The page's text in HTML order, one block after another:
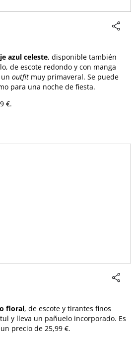
azul celeste, disponible también
de escote redondo y con manga
outfit muy primaveral. Se puede
para una noche de fiesta.
€.
floral, de escote y tirantes finos
y lleva un pañuelo incorporado. Es
precio de 25,99 €.